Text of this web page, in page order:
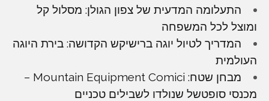
התעלומה המדעית של צפון הגולן: מסלול קל
ומוצל לכל המשפחה
המדריך לטיול יוגה ברישיקש הקדושה: בירת היוגה
העולמית
מבחן שטח: Mountain Equipment Comici –
מכנסי סופטשל שנולדו לשבילים טכניים